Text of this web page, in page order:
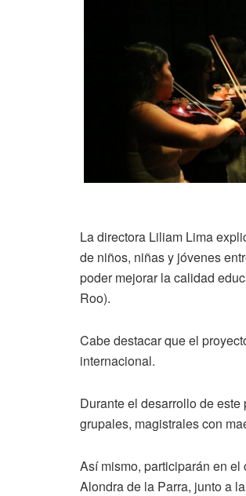
La directora Liliam Lima
de niños, niñas y jóvenes
poder mejorar la calidad
Roo).
Cabe destacar que el
internacional.
Durante el desarrollo de
grupales, magistrales con
Así mismo, participarán en
Alondra de la Parra, junto a